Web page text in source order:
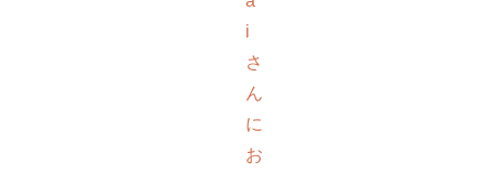
i
さ
ん
に
お